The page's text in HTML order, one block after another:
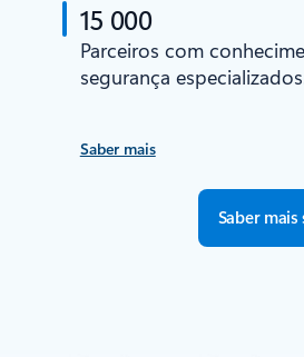
15 000
Parceiros com
segurança
Saber mais
Saber